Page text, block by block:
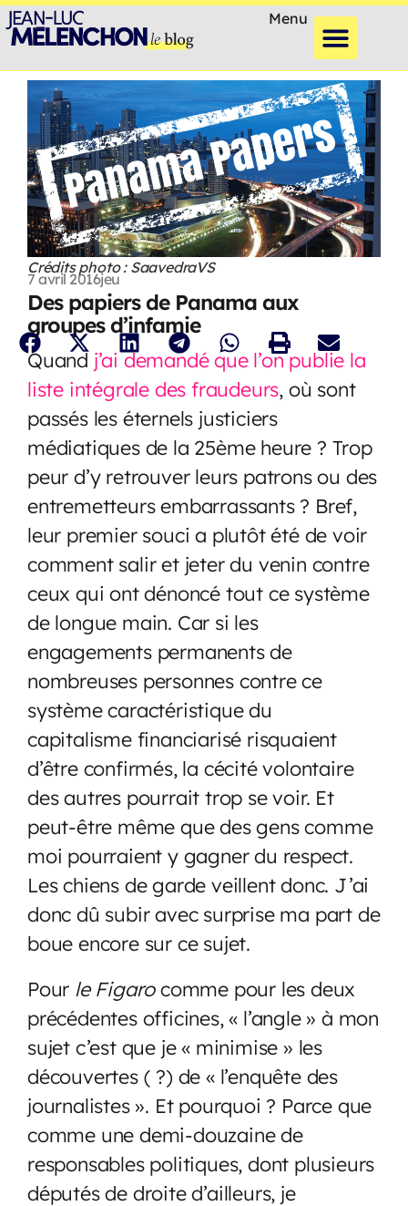
Menu
Crédits photo : SaavedraVS
7 avril 2016jeu
Des papiers de Panama aux
groupes d’infamie
Quand j’ai demandé que l’on publie la
liste intégrale des fraudeurs, où sont
passés les éternels justiciers
médiatiques de la 25ème heure ? Trop
peur d’y retrouver leurs patrons ou des
entremetteurs embarrassants ? Bref,
leur premier souci a plutôt été de voir
comment salir et jeter du venin contre
ceux qui ont dénoncé tout ce système
de longue main. Car si les
engagements permanents de
nombreuses personnes contre ce
système caractéristique du
capitalisme financiarisé risquaient
d’être confirmés, la cécité volontaire
des autres pourrait trop se voir. Et
peut-être même que des gens comme
moi pourraient y gagner du respect.
Les chiens de garde veillent donc. J’ai
donc dû subir avec surprise ma part de
boue encore sur ce sujet.
Pour le Figarocomme pour les deux
précédentes officines, « l’angle » à mon
sujet c’est que je « minimise » les
découvertes ( ?) de « l’enquête des
journalistes ». Et pourquoi ? Parce que
comme une demi-douzaine de
responsables politiques, dont plusieurs
députés de droite d’ailleurs, je